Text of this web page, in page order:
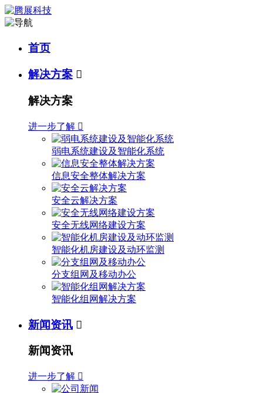
首页
解决方案 
解决方案
进一步了解 
弱电系统建设及智能化系统
信息安全整体解决方案
安全云解决方案
安全无线网络建设方案
智能化机房建设及动环监测
分支组网及移动办公
智能化组网解决方案
新闻资讯 
新闻资讯
进一步了解 